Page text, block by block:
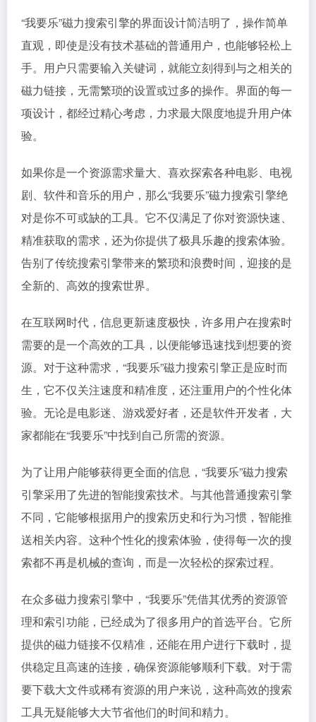
“我要乐”磁力搜索引擎的界面设计简洁明了，操作简单
直观，即使是没有技术基础的普通用户，也能够轻松上
手。用户只需要输入关键词，就能立刻得到与之相关的
磁力链接，无需繁琐的设置或过多的操作。界面的每一
项设计，都经过精心考虑，力求最大限度地提升用户体
验。
如果你是一个资源需求量大、喜欢探索各种电影、电视
剧、软件和音乐的用户，那么“我要乐”磁力搜索引擎绝
对是你不可或缺的工具。它不仅满足了你对资源快速、
精准获取的需求，还为你提供了极具乐趣的搜索体验。
告别了传统搜索引擎带来的繁琐和浪费时间，迎接的是
全新的、高效的搜索世界。
在互联网时代，信息更新速度极快，许多用户在搜索时
需要的是一个高效的工具，以便能够迅速找到想要的资
源。对于这种需求，“我要乐”磁力搜索引擎正是应时而
生，它不仅关注速度和精准度，还注重用户的个性化体
验。无论是电影迷、游戏爱好者，还是软件开发者，大
家都能在“我要乐”中找到自己所需的资源。
为了让用户能够获得更全面的信息，“我要乐”磁力搜索
引擎采用了先进的智能搜索技术。与其他普通搜索引擎
不同，它能够根据用户的搜索历史和行为习惯，智能推
送相关内容。这种个性化的搜索体验，使得每一次的搜
索都不再是机械的查询，而是一次轻松的探索过程。
在众多磁力搜索引擎中，“我要乐”凭借其优秀的资源管
理和索引功能，已经成为了很多用户的首选平台。它所
提供的磁力链接不仅精准，还能在用户进行下载时，提
供稳定且高速的连接，确保资源能够顺利下载。对于需
要下载大文件或稀有资源的用户来说，这种高效的搜索
工具无疑能够大大节省他们的时间和精力。